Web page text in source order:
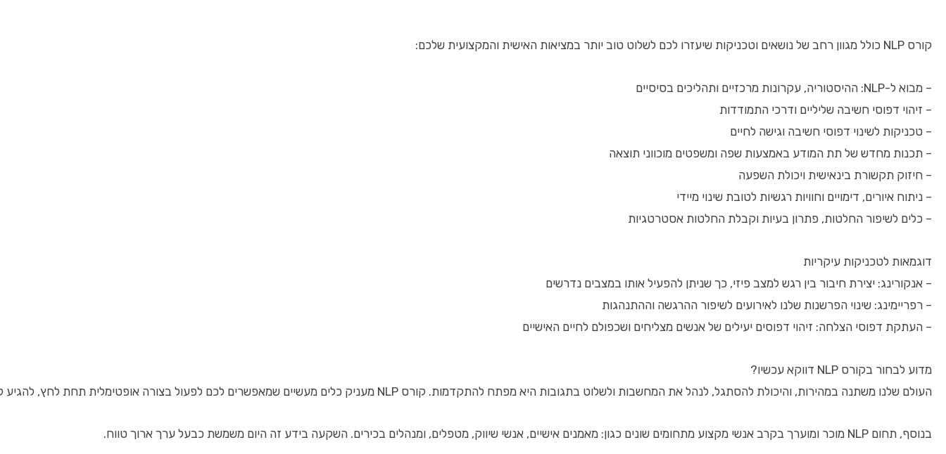
קורס NLP כולל מגוון רחב של נושאים וטכניקות שיעזרו לכם לשלוט טוב יותר במציאות האישית והמקצועית שלכם:
– מבוא ל-NLP: ההיסטוריה, עקרונות מרכזיים ותהליכים בסיסיים
– זיהוי דפוסי חשיבה שליליים ודרכי התמודדות
– טכניקות לשינוי דפוסי חשיבה וגישה לחיים
– תכנות מחדש של תת המודע באמצעות שפה ומשפטים מוכווני תוצאה
– חיזוק תקשורת בינאישית ויכולת השפעה
– ניתוח איורים, דימויים וחוויות רגשיות לטובת שינוי מיידי
– כלים לשיפור החלטות, פתרון בעיות וקבלת החלטות אסטרטגיות
דוגמאות לטכניקות עיקריות
– אנקורינג: יצירת חיבור בין רגש למצב פיזי, כך שניתן להפעיל אותו במצבים נדרשים
– רפריימינג: שינוי הפרשנות שלנו לאירועים לשיפור ההרגשה וההתנהגות
– העתקת דפוסי הצלחה: זיהוי דפוסים יעילים של אנשים מצליחים ושכפולם לחיים האישיים
מדוע לבחור בקורס NLP דווקא עכשיו?
העולם שלנו משתנה במהירות, והיכולת להסתגל, לנהל את המחשבות ולשלוט בתגובות היא מפתח להתקדמות. קורס NLP מעניק כלים מעשיים שמאפשרים לכם לפעול בצורה אופטימלית תחת לחץ, להגיע למטרות מהר יותר ולהשפיע על אחרים באופן אותנטי.
בנוסף, תחום NLP מוכר ומוערך בקרב אנשי מקצוע מתחומים שונים כגון: מאמנים אישיים, אנשי שיווק, מטפלים, ומנהלים בכירים. השקעה בידע זה היום משמשת כבעל ערך ארוך טווח.